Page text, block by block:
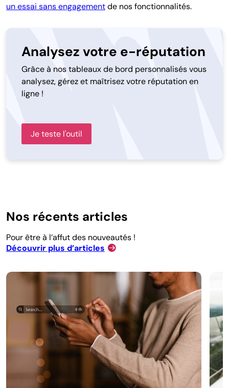
un essai sans engagementde nos fonctionnalités.
Analysez votre e-réputation
Grâce à nos tableaux de bord personnalisés vous
analysez, gérez et maîtrisez votre réputation en
ligne !
Je teste l'outil
Nos récents articles
Pour être à l’affut des nouveautés !
Découvrir plus d’articles